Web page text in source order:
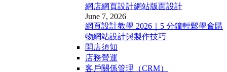
網店網頁設計網站版面設計
June 7, 2026
網頁設計教學 2026｜5 分鐘輕鬆學會購
物網站設計與製作技巧
開店須知
店務營運
客戶關係管理（CRM）